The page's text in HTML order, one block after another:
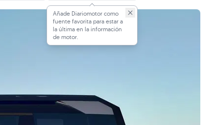
Añade Diariomotor como
fuente favorita para estar a
la última en la información
de motor.